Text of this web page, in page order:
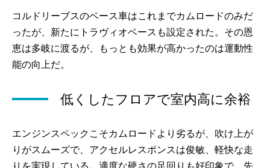
コルドリーブスのベース車はこれまでカムロードのみだ
ったが、新たにトラヴィオベースも設定された。その恩
恵は多岐に渡るが、もっとも効果が高かったのは運動性
能の向上だ。
低くしたフロアで室内高に余裕
エンジンスペックこそカムロードより劣るが、吹け上が
りがスムーズで、アクセルレスポンスは俊敏、軽快な走